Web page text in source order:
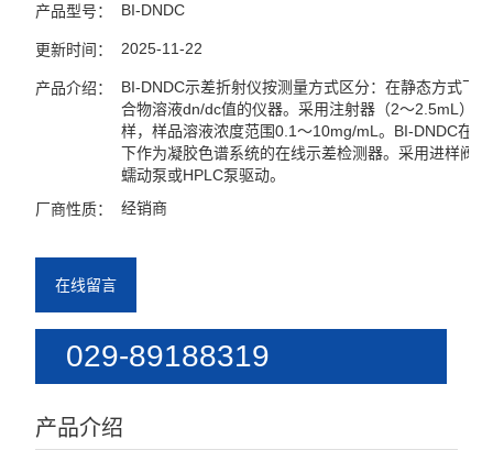
产品型号： BI-DNDC
更新时间： 2025-11-22
产品介绍：
BI-DNDC示差折射仪按测量方式区分：在静态方式下
合物溶液dn/dc值的仪器。采用注射器（2～2.5mL）
样，样品溶液浓度范围0.1～10mg/mL。BI-DNDC在动
下作为凝胶色谱系统的在线示差检测器。采用进样阀
蠕动泵或HPLC泵驱动。
厂商性质： 经销商
在线留言
029-89188319
15399059159
产品介绍